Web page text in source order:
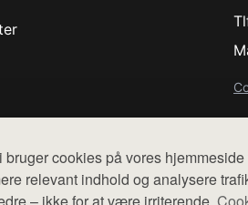
bruger cookies på vores
relevant indhold og analysere
webshops. Der sælges ikke varer